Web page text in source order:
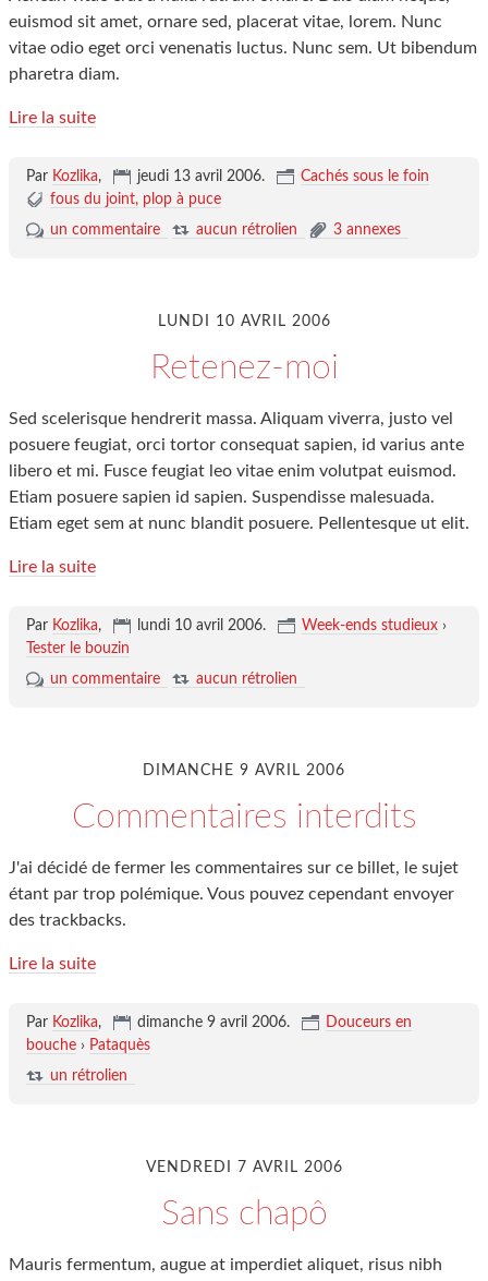
euismod sit amet, ornare sed, placerat vitae, lorem. Nunc
vitae odio eget orci venenatis luctus. Nunc sem. Ut bibendum
pharetra diam.
Lire la suite
Par Kozlika, jeudi 13 avril 2006.
Cachés sous le foin
fous du joint plop à puce
un commentaire
aucun rétrolien 3 annexes
LUNDI 10 AVRIL 2006
Retenez-moi
Sed scelerisque hendrerit massa. Aliquam viverra, justo vel
posuere feugiat, orci tortor consequat sapien, id varius ante
libero et mi. Fusce feugiat leo vitae enim volutpat euismod.
Etiam posuere sapien id sapien. Suspendisse malesuada.
Etiam eget sem at nunc blandit posuere. Pellentesque ut elit.
Lire la suite
Par Kozlika, lundi 10 avril 2006. Week-ends studieux›
Tester le bouzin
un commentaire
aucun rétrolien
DIMANCHE 9 AVRIL 2006
Commentaires interdits
J'ai décidé de fermer les commentaires sur ce billet, le sujet
étant par trop polémique. Vous pouvez cependant envoyer
des trackbacks.
Lire la suite
Par Kozlika, dimanche 9 avril 2006.
Douceurs en
bouche› Pataquès
un rétrolien
VENDREDI 7 AVRIL 2006
Sans chapô
Mauris fermentum, augue at imperdiet aliquet, risus nibh